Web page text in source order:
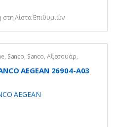
Λίστα Επιθυμιών
, Sanco, Sanco, Αξεσουάρ,
AEGEAN 26904-Α03